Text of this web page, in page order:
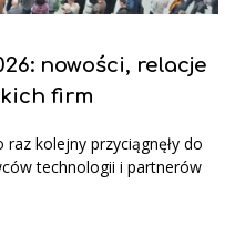
nowości, relacje
firm
kolejny przyciągnęły do
technologii i partnerów